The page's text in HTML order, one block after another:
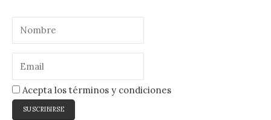
Acepta los términos y condiciones